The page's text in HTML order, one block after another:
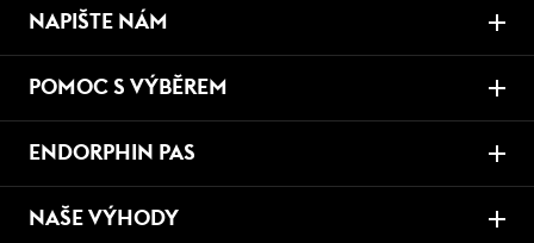
NAPIŠTE NÁM
POMOC S VÝBĚREM
ENDORPHIN PAS
NAŠE VÝHODY